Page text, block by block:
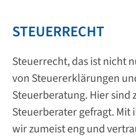
STEUERRECHT
Steuerrecht, das ist nicht
von Steuererklärungen
Steuerberatung. Hier sind
Steuerberater gefragt. Mit
wir zumeist eng und